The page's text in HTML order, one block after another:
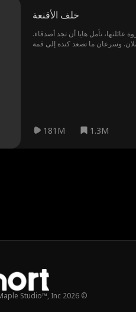
خلف الأقنعة
.هايا أصلان، مراهقة غنية تقرر إخفاء هويتها الحقيقية عندما تنتقل إلى مدرسة الغرب الثانوية، وهي مدرسة عامة. لأنها سئمت من كونها معروفة فقط بسبب ثروة عائلتها، تأمل هايا أن تجد أصدقاء
وسرعان ما تصعد كندة إلى قمة
181M 1.3M
© 2026 Crazy Maple Studio™, Inc. جميع الحقوق محفوظة.